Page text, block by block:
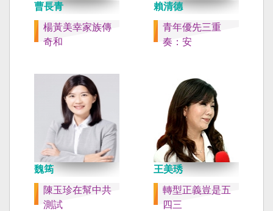
曹長青
楊黃美幸家族傳
奇和
賴清德
青年優先三重
奏：安
魏筠
陳玉珍在幫中共
測試
王美琇
轉型正義豈是五
四三